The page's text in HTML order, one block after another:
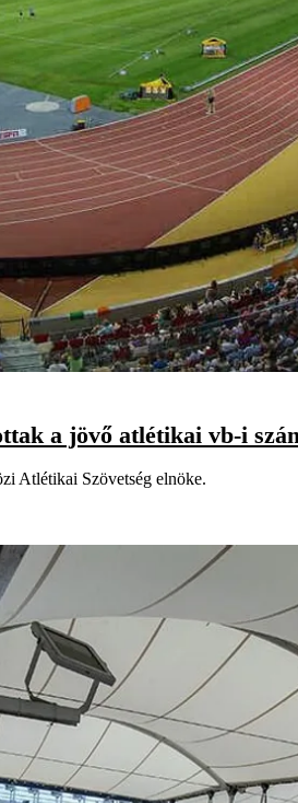
a jövő atlétikai vb-i
Atlétikai Szövetség elnöke.